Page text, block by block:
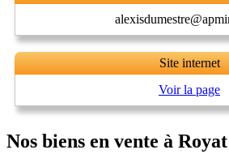
Site internet
Voir la page
Nos biens en vente à Royat